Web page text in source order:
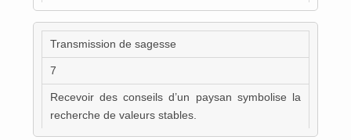
Transmission de sagesse
7
Recevoir des conseils d’un paysan symbolise la
recherche de valeurs stables.